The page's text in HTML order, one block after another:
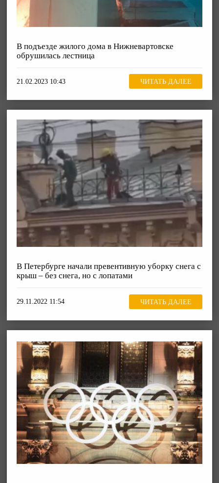
В подъезде жилого дома в Нижневартовске
обрушилась лестница
21.02.2023 10:43 ЧИТАТЬ ДАЛЕЕ
В Петербурге начали превентивную уборку снега с
крыш – без снега, но с лопатами
29.11.2022 11:54 ЧИТАТЬ ДАЛЕЕ